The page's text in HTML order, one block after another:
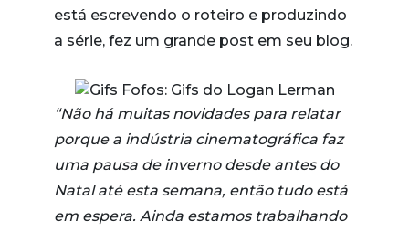
está escrevendo o roteiro e produzindo
a série, fez um grande post em seu blog.
“Não há muitas novidades para relatar
porque a indústria cinematográfica faz
uma pausa de inverno desde antes do
Natal até esta semana, então tudo está
em espera. Ainda estamos trabalhando